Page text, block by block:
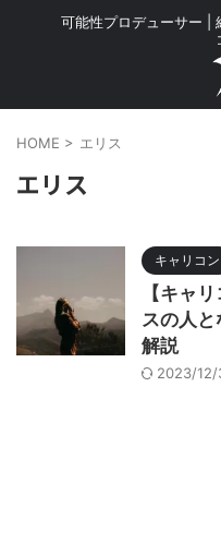
可能性プロデューサー |
HOME > エリス
エリス
キャリコン
【キャ
スの人
解説
2023/12/